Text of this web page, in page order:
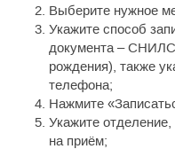
Выберите нужное
Укажите способ
документа –
рождения), также
телефона;
Нажмите
Укажите
на приём;